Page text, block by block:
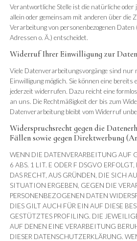
Verantwortliche Stelle ist die natürliche oder
allein oder gemeinsam mit anderen über die
Verarbeitung von personenbezogenen Daten
Adressen o. Ä.) entscheidet.
Widerruf Ihrer Einwilligung zur
Viele Datenverarbeitungsvorgänge sind
Einwilligung möglich. Sie können eine bereits
jederzeit widerrufen. Dazu reicht eine
an uns. Die Rechtmäßigkeit der bis zum
Datenverarbeitung bleibt vom Widerruf
Widerspruchsrecht gegen die
Fällen sowie gegen Direktwerbung
WENN DIE DATENVERARBEITUNG AUF
6 ABS. 1 LIT. E ODER F DSGVO
DAS RECHT, AUS GRÜNDEN, DIE SICH
SITUATION ERGEBEN, GEGEN DIE
PERSONENBEZOGENEN DATEN
DIES GILT AUCH FÜR EIN AUF DIESE
GESTÜTZTES PROFILING. DIE
AUF DENEN EINE VERARBEITUNG
DIESER DATENSCHUTZERKLÄRUNG.